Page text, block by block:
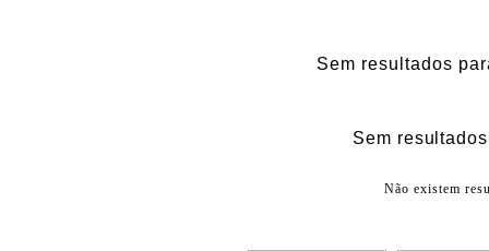
Sem resultados
Sem
Não existem